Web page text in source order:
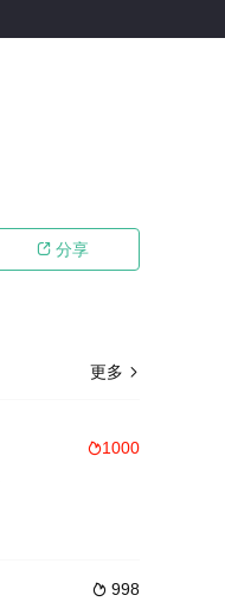
 分享
更多 
1000
 998